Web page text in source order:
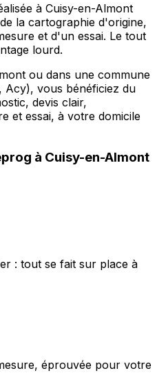
à Cuisy-en-Almont
la cartographie d'origine,
et d'un essai. Le tout
lourd.
ou dans une commune
vous bénéficiez du
devis clair,
et essai, à votre domicile
à Cuisy-en-Almont
: tout se fait sur place à
éprouvée pour votre